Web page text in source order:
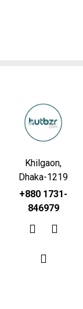
Khilgaon,
Dhaka-1219
+880 1731-
846979